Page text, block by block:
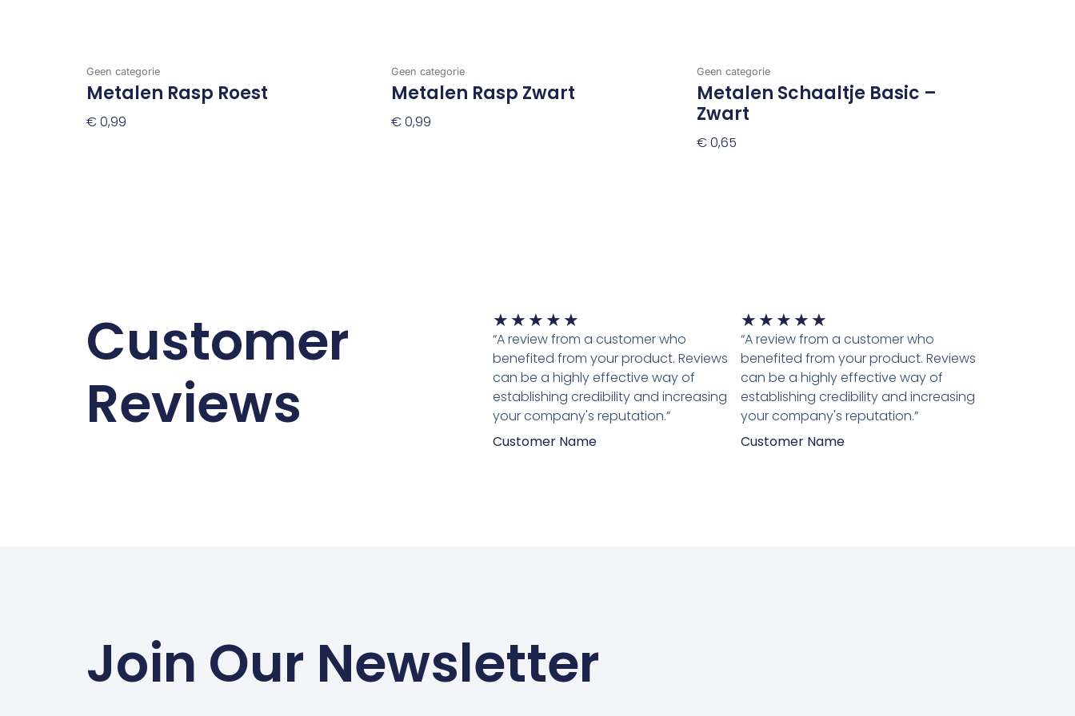
Geen categorie
Metalen Rasp Roest
€0,99
Geen categorie
Metalen Rasp Zwart
€0,99
Geen categorie
Metalen Schaaltje Basic –
Zwart
€0,65
Customer
Reviews
★ ★ ★ ★ ★
5
van
5
“A review from a customer who
benefited from your product. Reviews
can be a highly effective way of
establishing credibility and increasing
your company's reputation.”
Customer Name
★ ★ ★ ★ ★
5
van
5
“A review from a customer who
benefited from your product. Reviews
can be a highly effective way of
establishing credibility and increasing
your company's reputation.”
Customer Name
Join Our Newsletter